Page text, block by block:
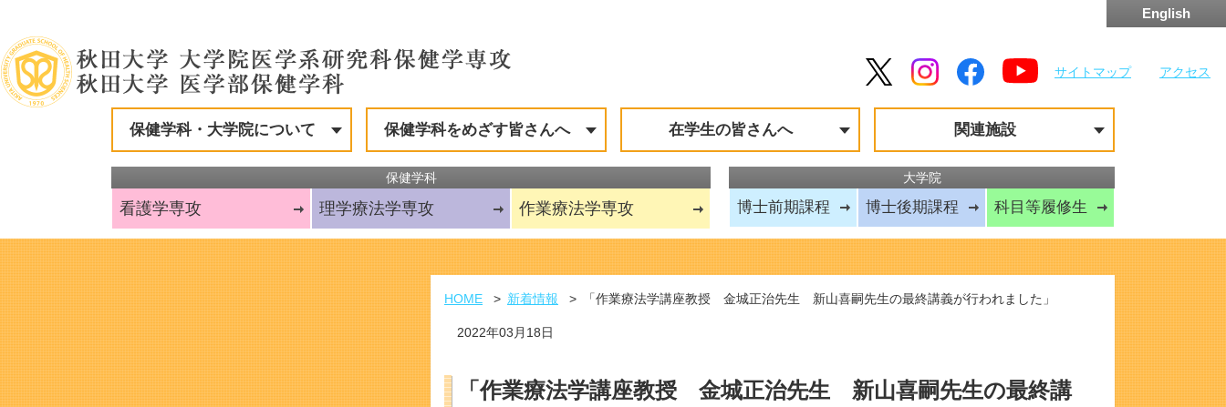
English
サイトマップ アクセス
English
保健学科・大学院について 保健学科をめざす皆さんへ 在学生の皆さんへ 関連施設
保健学科
看護学専攻 理学療法学専攻 作業療法学専攻
大学院
博士前期課程 博士後期課程 科目等履修生
HOME 新着情報 「作業療法学講座教授 金城正治先生 新山喜嗣先生の最終講義が行われました」
2022年03月18日
「作業療法学講座教授 金城正治先生 新山喜嗣先生の最終講